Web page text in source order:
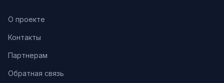
О проекте
Контакты
Партнерам
Обратная связь